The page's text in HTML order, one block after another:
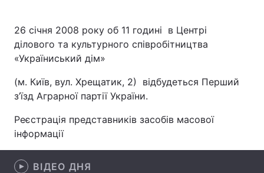
26 січня 2008 року об 11 годині в Центрі
ділового та культурного співробітництва
«Україниський дім»
(м. Київ, вул. Хрещатик, 2) відбудеться Перший
з’їзд Аграрної партії України.
Реєстрація представників засобів масової
інформації
ВІДЕО ДНЯ